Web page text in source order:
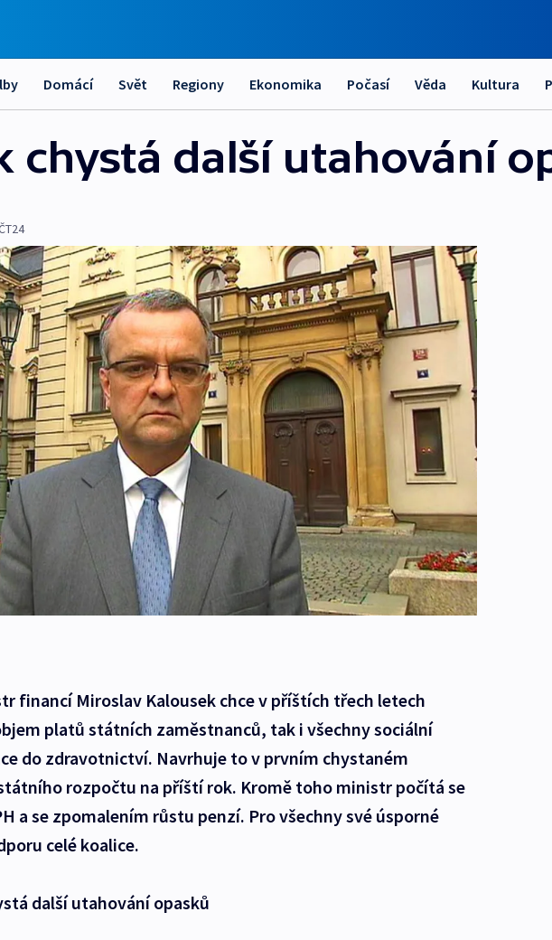
Domácí Svět Regiony Ekonomika Počasí Věda Kultura
chystá další utahování
financí Miroslav Kalousek chce v příštích třech letech
platů státních zaměstnanců, tak i všechny sociální
do zdravotnictví. Navrhuje to v prvním chystaném
rozpočtu na příští rok. Kromě toho ministr počítá se
a se zpomalením růstu penzí. Pro všechny své úsporné
celé koalice.
další utahování opasků